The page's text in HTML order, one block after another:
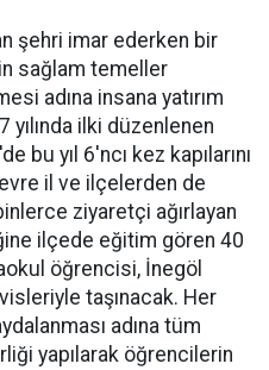
şehri imar ederken bir
sağlam temeller
adına insana yatırım
yılında ilki düzenlenen
bu yıl 6'ncı kez kapılarını
il ve ilçelerden de
ziyaretçi ağırlayan
ilçede eğitim gören 40
öğrencisi, İnegöl
taşınacak. Her
adına tüm
yapılarak öğrencilerin